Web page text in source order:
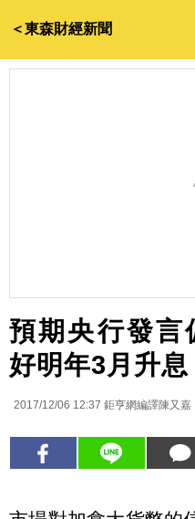
＜東森財經新聞
預期央行發言
好明年3月升息
2017/12/06 12:37 鉅亨網編譯陳又嘉